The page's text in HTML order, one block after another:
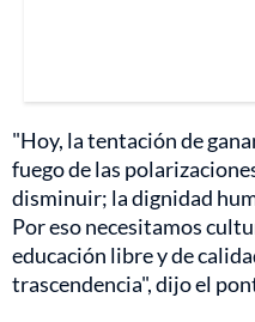
"Hoy, la tentación de
fuego de las
disminuir; la dignidad
Por eso necesitamos
educación libre y de
trascendencia", dijo el